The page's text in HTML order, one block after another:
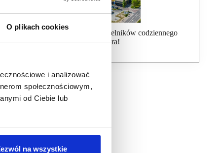
O plikach cookies
i analizować
społecznościowym,
od Ciebie lub
na wszystkie
Dołącz do ponad 7000 czytelników codziennego
newslettera!